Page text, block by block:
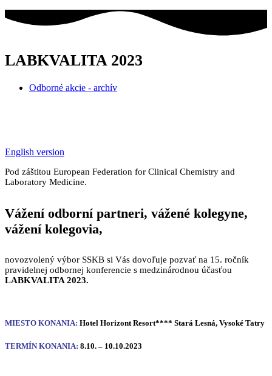
LABKVALITA 2023
Odborné akcie - archív
English version
Pod záštitou European Federation for Clinical Chemistry and
Laboratory Medicine.
Vážení odborní partneri, vážené kolegyne,
vážení kolegovia,
novozvolený výbor SSKB si Vás dovoľuje pozvať na 15. ročník
pravidelnej odbornej konferencie s medzinárodnou účasťou
LABKVALITA 2023.
MIESTO KONANIA: Hotel Horizont Resort**** Stará Lesná, Vysoké Tatry
TERMÍN KONANIA: 8.10. – 10.10.2023